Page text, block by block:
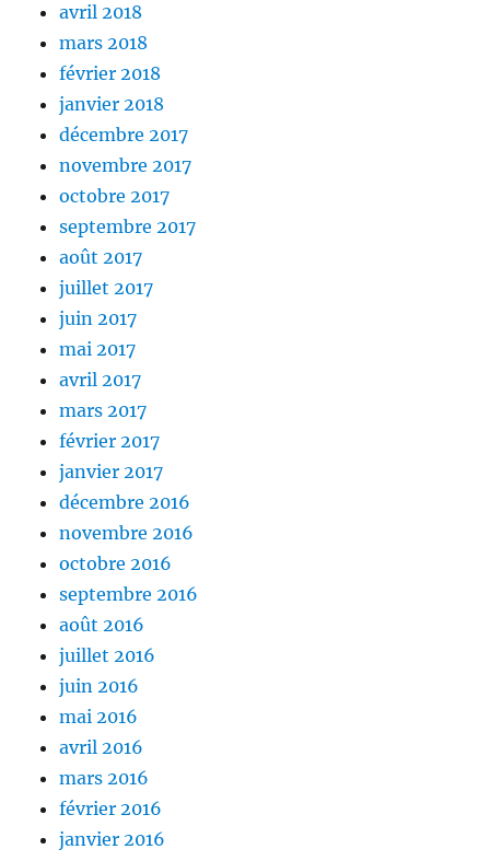
avril 2018
mars 2018
février 2018
janvier 2018
décembre 2017
novembre 2017
octobre 2017
septembre 2017
août 2017
juillet 2017
juin 2017
mai 2017
avril 2017
mars 2017
février 2017
janvier 2017
décembre 2016
novembre 2016
octobre 2016
septembre 2016
août 2016
juillet 2016
juin 2016
mai 2016
avril 2016
mars 2016
février 2016
janvier 2016